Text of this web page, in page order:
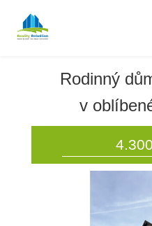
Nemovitosti
Rodinný
v